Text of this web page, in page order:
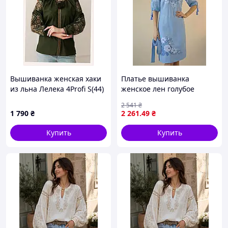
дерева, сувенірна продукція та багато інших
цікавих дрібничок на будь-який смак. Тільки у нас
Ви знайдете оригінальні та неповторні речі, що
стануть чудовим подарунком для Вас та Ваших
Не забудьте переглянути Новинки!
Вдалих Вам закупів!
Вышиванка женская хаки
из льна Лелека 4Profi S(44)
1 790 ₴
Купить
Платье вышиванка
женское лен голубое
46 48 50 52 54 56 58
2 261.49 ₴
2 541₴
Купить